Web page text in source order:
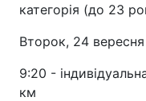
категорія (до 23
Второк, 24 вересня
9:20 -
км